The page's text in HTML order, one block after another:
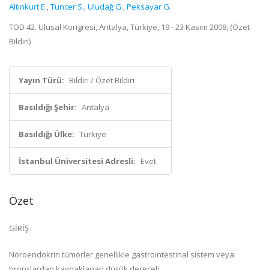
Altınkurt E.,Tuncer S.,Uludağ G.,Peksayar G.
TOD 42. Ulusal Kongresi, Antalya, Türkiye, 19 - 23 Kasım 2008, (Özet
Bildiri)
Yayın Türü: Bildiri / Özet Bildiri
Basıldığı Şehir: Antalya
Basıldığı Ülke: Türkiye
İstanbul Üniversitesi Adresli: Evet
Özet
GİRİŞ
Nöroendokrin tümörler genellikle gastrointestinal sistem veya